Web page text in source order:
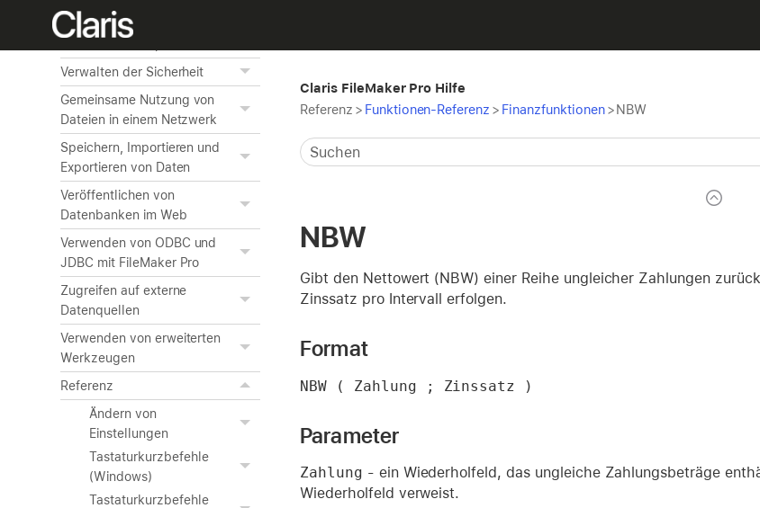
Automatisieren von Aufgaben
Verwalten der Sicherheit
Gemeinsame Nutzung von
Dateien in einem Netzwerk
Speichern, Importieren und
Exportieren von Daten
Veröffentlichen von
Datenbanken im Web
Verwenden von ODBC und
JDBC mit FileMaker Pro
Zugreifen auf externe
Datenquellen
Verwenden von erweiterten
Werkzeugen
Referenz
Ändern von
Einstellungen
Tastaturkurzbefehle
(Windows)
Tastaturkurzbefehle
Claris FileMaker Pro Hilfe
Referenz > Funktionen-Referenz > Finanzfunktionen >NBW
NBW
Gibt den Nettowert (NBW) einer Reihe ungleicher Zahlungen
Zinssatz pro Intervall erfolgen.
Format
NBW ( Zahlung ; Zinssatz )
Parameter
Zahlung - ein Wiederholfeld, das ungleiche Zahlungsbeträge
Wiederholfeld verweist.